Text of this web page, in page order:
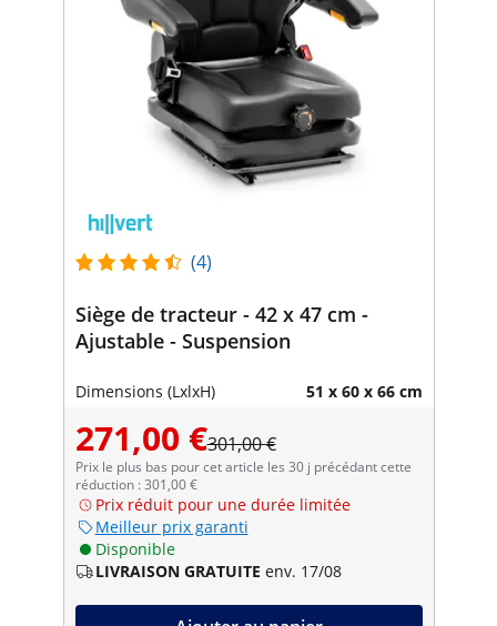
(4)
Siège de tracteur - 42 x 47 cm -
Ajustable - Suspension
Dimensions (LxlxH) 51 x 60 x 66 cm
271,00 €301,00 €
Prix le plus bas pour cet article les 30 j précédant cette
réduction : 301,00 €
Prix réduit pour une durée limitée
Meilleur prix garanti
Disponible
LIVRAISON GRATUITE env. 17/08